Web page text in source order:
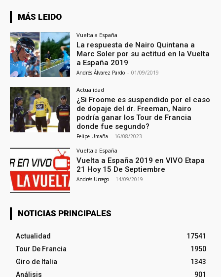
MÁS LEIDO
Vuelta a España
La respuesta de Nairo Quintana a
Marc Soler por su actitud en la Vuelta
a España 2019
Andrés Álvarez Pardo - 01/09/2019
Actualidad
¿Si Froome es suspendido por el caso
de dopaje del dr. Freeman, Nairo
podría ganar los Tour de Francia
donde fue segundo?
Felipe Umaña - 16/08/2023
Vuelta a España
Vuelta a España 2019 en VIVO Etapa
21 Hoy 15 De Septiembre
Andrés Urrego - 14/09/2019
NOTICIAS PRINCIPALES
Actualidad
17541
Tour De Francia
1950
Giro de Italia
1343
Análisis
901